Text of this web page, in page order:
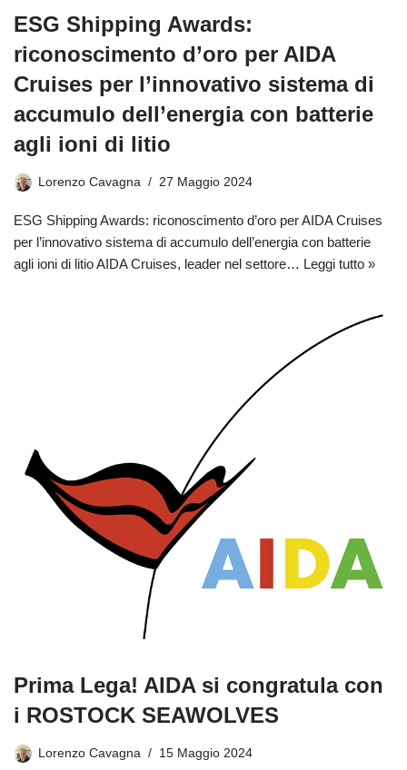
ESG Shipping Awards:
riconoscimento d’oro per AIDA
Cruises per l’innovativo sistema di
accumulo dell’energia con batterie
agli ioni di litio
Lorenzo Cavagna 27 Maggio 2024
ESG Shipping Awards: riconoscimento d’oro per AIDA Cruises
per l’innovativo sistema di accumulo dell’energia con batterie
agli ioni di litio AIDA Cruises, leader nel settore… Leggi tutto »
Prima Lega! AIDA si congratula con
i ROSTOCK SEAWOLVES
Lorenzo Cavagna 15 Maggio 2024